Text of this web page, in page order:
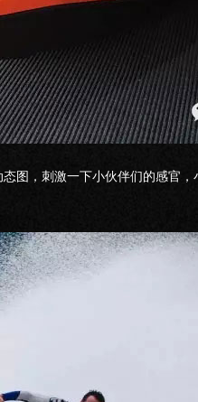
图，刺激一下小伙伴们的感官